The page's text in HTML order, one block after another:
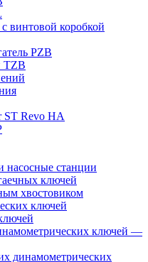
винтовой коробкой
PZB
TZB
ST Revo HA
насосные станции
ключей
хвостовиком
ключей
ключей —
динамометрических